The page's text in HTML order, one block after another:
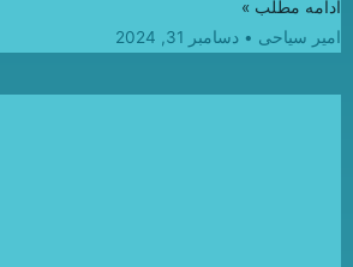
ادامه مطلب »
امیر سیاحی
دسامبر 31, 2024